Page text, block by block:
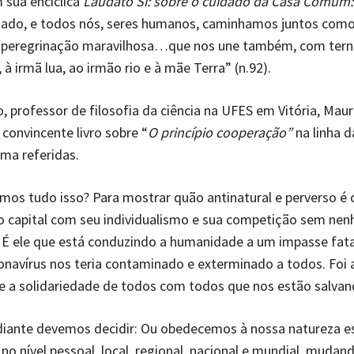
e todos nós, seres humanos, caminhamos juntos
maravilhosa…que nos une também, com
irmã lua, ao irmão rio e à mãe Terra” (n.92).
professor de filosofia da ciência na UFES em Vitória,
livro sobre “O princípio cooperação”na linha
referidas.
tudo isso? Para mostrar quão antinatural e perverso é
capital com seu individualismo e sua competição sem
ele que está conduzindo a humanidade a um impasse
nos teria contaminado e exterminado a todos. Foi
a solidariedade de todos com todos que nos estão
devemos decidir: Ou obedecemos à nossa natureza